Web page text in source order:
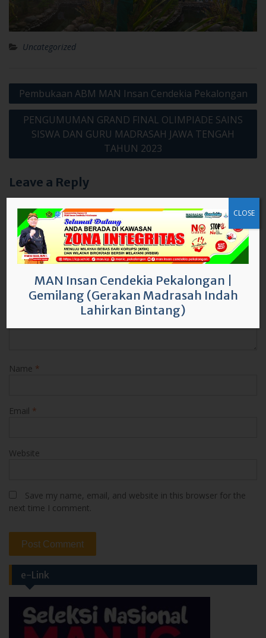
Uncategorized
navigation
PENGUMUMAN GRAND FINAL OLIMPIADE SAINS
SISWA DAN GURU MADRASAH JAWA TENGAH
TAHUN 2023
Leave a Reply
Your email address will not be published.
marked*
Comment*
e-Link
MAN Insan Cendekia Pekalongan
Gemilang (Gerakan Madrasah Indah
Lahirkan Bintang)
CLOSE